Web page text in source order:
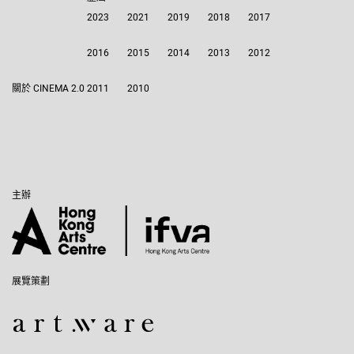
關於 CINEMA 2.0
2023
2021 2019 2018 2017
2016 2015 2014 2013 2012
2011 2010
主辦
展覽策劃